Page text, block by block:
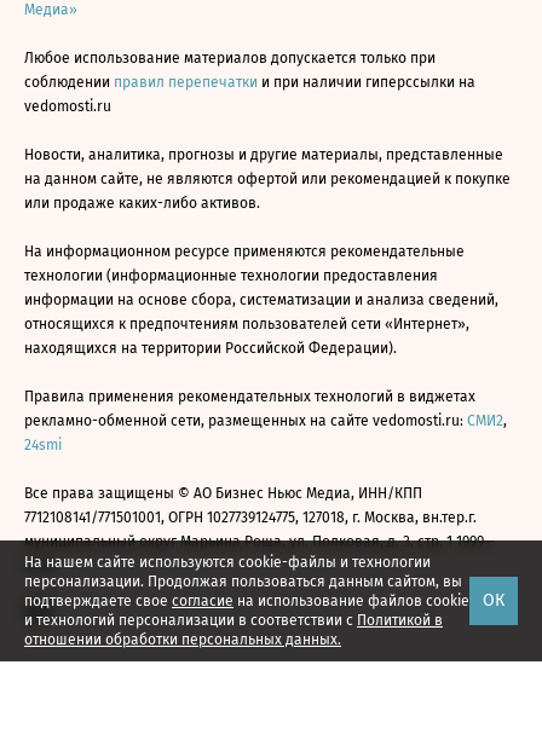
На нашем сайте используются cookie-файлы и технологии
персонализации. Продолжая пользоваться данным сайтом, вы
подтверждаете свое согласие на использование файлов cookie
и технологий персонализации в соответствии с Политикой в
отношении обработки персональных данных.
ОК
Медиа»
Любое использование материалов допускается только при
соблюдении правил перепечатки и при наличии гиперссылки на
vedomosti.ru
Новости, аналитика, прогнозы и другие материалы, представленные
на данном сайте, не являются офертой или рекомендацией к покупке
или продаже каких-либо активов.
На информационном ресурсе применяются рекомендательные
технологии (информационные технологии предоставления
информации на основе сбора, систематизации и анализа сведений,
относящихся к предпочтениям пользователей сети «Интернет»,
находящихся на территории Российской Федерации).
Правила применения рекомендательных технологий в виджетах
рекламно-обменной сети, размещенных на сайте vedomosti.ru: СМИ2,
24smi
Все права защищены © АО Бизнес Ньюс Медиа, ИНН/КПП
7712108141/771501001, ОГРН 1027739124775, 127018, г. Москва, вн.тер.г.
муниципальный округ Марьина Роща, ул. Полковая, д. 3, стр. 1 1999—
2026